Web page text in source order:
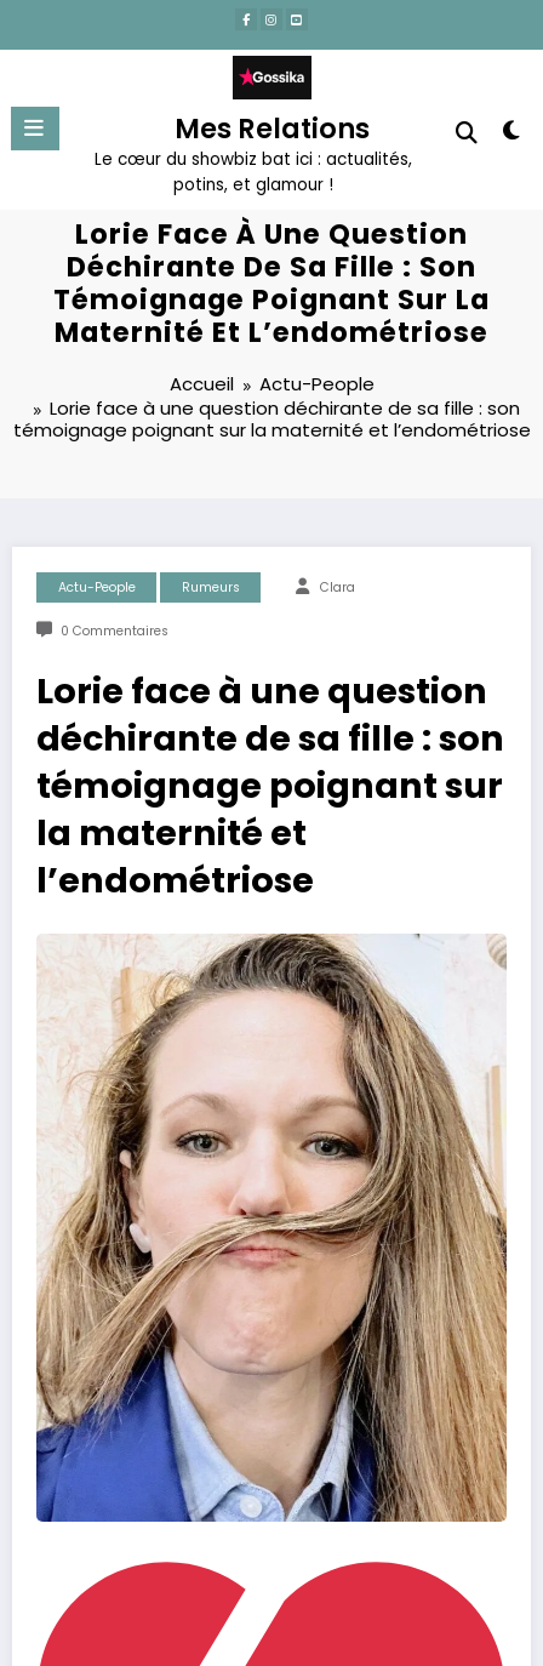
contenu
Mes Relations
Le cœur du showbiz bat ici : actualités,
potins, et glamour !
Lorie Face À Une Question
Déchirante De Sa Fille : Son
Témoignage Poignant Sur La
Maternité Et L’endométriose
Accueil
Actu-People
Lorie face à une question déchirante de sa fille : son
témoignage poignant sur la maternité et l’endométriose
Actu-People Rumeurs Clara
0 Commentaires
Lorie face à une question
déchirante de sa fille : son
témoignage poignant sur
la maternité et
l’endométriose